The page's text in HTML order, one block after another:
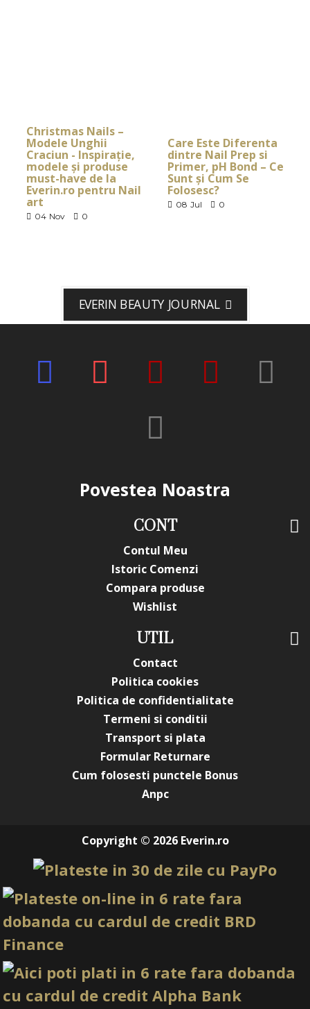
Christmas Nails –
Modele Unghii
Craciun - Inspirație,
modele și produse
must-have de la
Everin.ro pentru Nail
art
04 Nov 0
Care Este Diferenta
dintre Nail Prep si
Primer, pH Bond – Ce
Sunt și Cum Se
Folosesc?
08 Jul 0
EVERIN BEAUTY JOURNAL
Povestea Noastra
CONT
Contul Meu
Istoric Comenzi
Compara produse
Wishlist
UTIL
Contact
Politica cookies
Politica de confidentialitate
Termeni si conditii
Transport si plata
Formular Returnare
Cum folosesti punctele Bonus
Anpc
Copyright © 2026 Everin.ro